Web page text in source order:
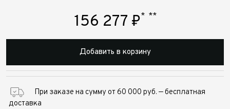
156 277₽* **
Добавить в корзину
При заказе на сумму от 60 000 руб. — бесплатная
доставка